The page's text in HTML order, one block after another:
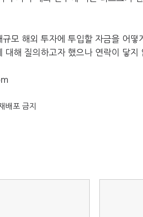
모 해외 투자에 투입할 자금을 어
대해 질의하고자 했으나 연락이 닿지
배포 금지